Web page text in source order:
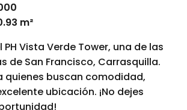
m²
Vista Verde Tower, una de las
de San Francisco, Carrasquilla.
quienes buscan comodidad,
ubicación. ¡No dejes